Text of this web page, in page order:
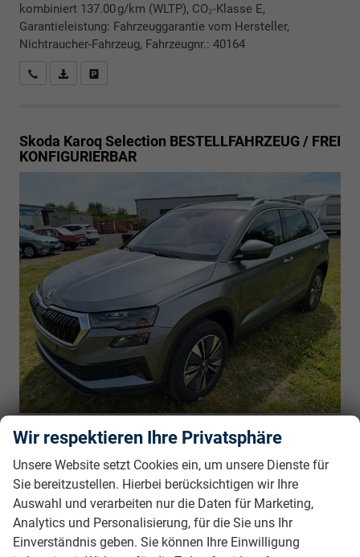
kombiniert 137.00 g/km (WLTP), CO₂-Klasse E,
Garantieleistung: Fahrzeuggarantie vom Hersteller,
Nichtraucher-Fahrzeug, Fahrzeugnr.: 40164
Rückrufbitte absenden
PDF-Datei, Fahrzeugexposé drucken
Skoda Karoq Selection BESTELLFAHRZEUG / FREI
KONFIGURIERBAR
incl. 19% MwSt.
5-türig, 1.5TSI, 110KW (150PS), 6-Gang, 110 kW
(150 PS), 1.498 cm³, 4 Zylinder, Schalt. 6-Gang,
Frontantrieb, Verbrennungsmotor (ICE), Benzin,
Kraftstoffverbrauch kombiniert 6 (WLTP), CO₂-Emission
kombiniert 137.00 g/km (WLTP), CO₂-Klasse E,
Garantieleistung: Fahrzeuggarantie vom Hersteller,
Nichtraucher-Fahrzeug, Fahrzeugnr.: 38435
Wir respektieren Ihre Privatsphäre
Unsere Website setzt Cookies ein, um unsere Dienste für
Sie bereitzustellen. Hierbei berücksichtigen wir Ihre
Auswahl und verarbeiten nur die Daten für Marketing,
Analytics und Personalisierung, für die Sie uns Ihr
Einverständnis geben. Sie können Ihre Einwilligung